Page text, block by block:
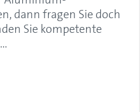
dann fragen Sie doch
Sie kompetente